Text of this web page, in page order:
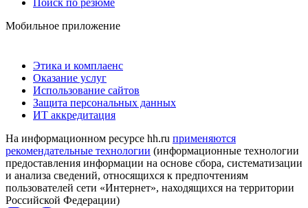
Мобильное приложение
Этика и комплаенс
Оказание услуг
Использование сайтов
Защита персональных данных
ИТ аккредитация
На информационном ресурсе hh.ru применяются
рекомендательные технологии (информационные технологии
предоставления информации на основе сбора, систематизации
и анализа сведений, относящихся к предпочтениям
пользователей сети «Интернет», находящихся на территории
Российской Федерации)